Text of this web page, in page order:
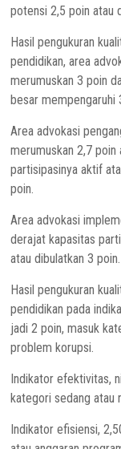
potensi 2,5 poin atau
Hasil pengukuran
pendidikan, area
merumuskan 3 poin
besar mempengaruhi
Area advokasi
merumuskan 2,7
partisipasinya aktif
poin.
Area advokasi
derajat kapasitas
atau dibulatkan 3 poin.
Hasil pengukuran
pendidikan pada
jadi 2 poin, masuk
problem korupsi.
Indikator efektivitas,
kategori sedang atau
Indikator efisiensi,